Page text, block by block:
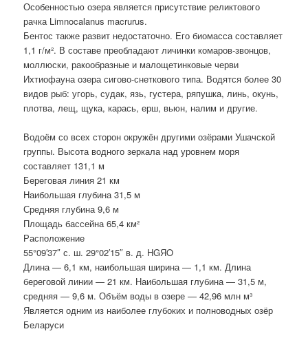
Особенностью озера является присутствие реликтового
рачка Limnocalanus macrurus.
Бентос также развит недостаточно. Его биомасса составляет
1,1 г/м². В составе преобладают личинки комаров-звонцов,
моллюски, ракообразные и малощетинковые черви
Ихтиофауна озера сигово-снеткового типа. Водятся более 30
видов рыб: угорь, судак, язь, густера, ряпушка, линь, окунь,
плотва, лещ, щука, карась, ерш, вьюн, налим и другие.
Водоём со всех сторон окружён другими озёрами Ушачской
группы. Высота водного зеркала над уровнем моря
составляет 131,1 м
Береговая линия 21 км
Наибольшая глубина 31,5 м
Средняя глубина 9,6 м
Площадь бассейна 65,4 км²
Расположение
55°09′37″ с. ш. 29°02′15″ в. д. HGЯO
Длина — 6,1 км, наибольшая ширина — 1,1 км. Длина
береговой линии — 21 км. Наибольшая глубина — 31,5 м,
средняя — 9,6 м. Объём воды в озере — 42,96 млн м³
Является одним из наиболее глубоких и полноводных озёр
Беларуси